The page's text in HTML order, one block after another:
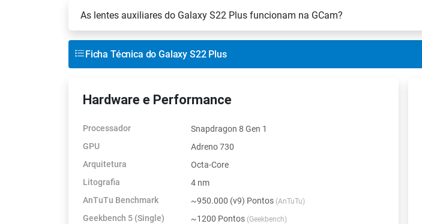
As lentes auxiliares do Galaxy S22 Plus funcionam na GCam?
Ficha Técnica do Galaxy S22 Plus
Hardware e Performance
Processador
Snapdragon 8 Gen 1
GPU
Adreno 730
Arquitetura
Octa-Core
Litografia
4 nm
AnTuTu Benchmark
~950.000 (v9) Pontos (AnTuTu)
Geekbench 5 (Single) ~1200 Pontos (Geekbench)